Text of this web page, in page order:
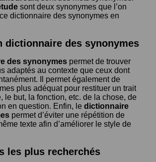
sont deux synonymes que l’on
dictionnaire des synonymes en
dictionnaire des synonymes
des synonymes permet de trouver
adaptés au contexte que ceux dont
Il permet également de
plus adéquat pour restituer un trait
le but, la fonction, etc. de la chose, de
en question. Enfin, le dictionnaire
permet d’éviter une répétition de
texte afin d’améliorer le style de
les plus recherchés